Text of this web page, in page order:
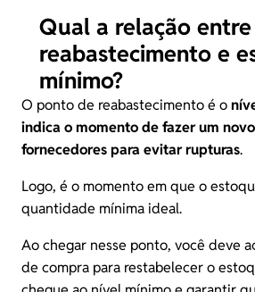
Qual a relação
reabastecimento e
mínimo?
O ponto de reabastecimento é o
indica o momento de fazer um
fornecedores para evitar rupturas.
Logo, é o momento em que o
quantidade mínima ideal.
Ao chegar nesse ponto, você deve
de compra para restabelecer o